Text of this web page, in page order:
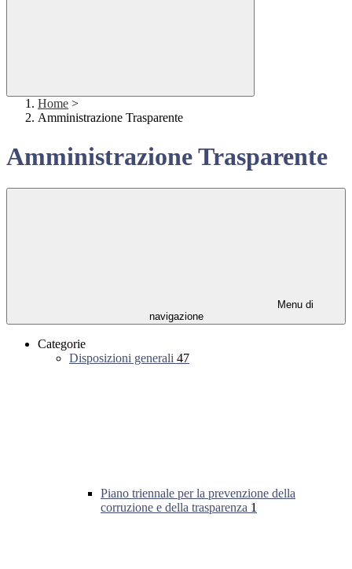
Home >
Amministrazione Trasparente
Amministrazione Trasparente
Menu di
navigazione
Categorie
Disposizioni generali 47
Piano triennale per la prevenzione della
corruzione e della trasparenza 1